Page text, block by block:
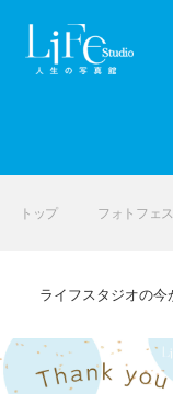
トップ フォトフェス
ライフスタジオの今